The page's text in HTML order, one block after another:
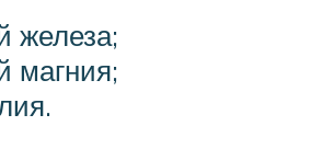
железа;
магния;